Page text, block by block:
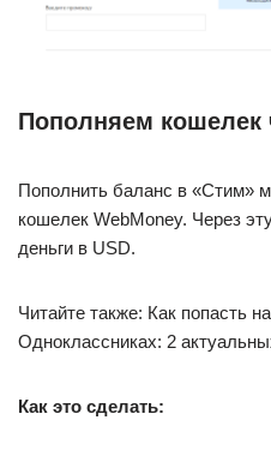
Пополняем кошелек
Пополнить баланс в «Стим»
кошелек WebMoney. Через
деньги в USD.
Читайте также: Как попасть
Одноклассниках: 2
Как это сделать: